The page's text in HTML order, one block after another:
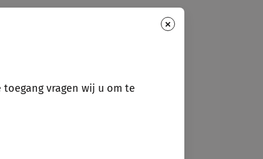
×
vragen wij u om te